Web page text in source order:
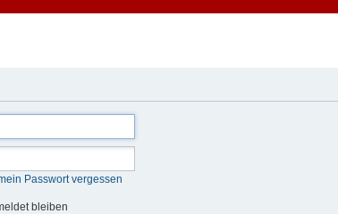
Passwort vergessen
bleiben